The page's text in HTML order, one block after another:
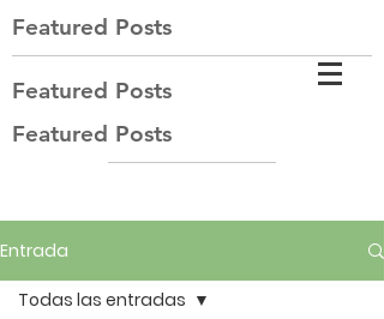
Featured Posts
Featured Posts
Featured Posts
Entrada
Todas las entradas